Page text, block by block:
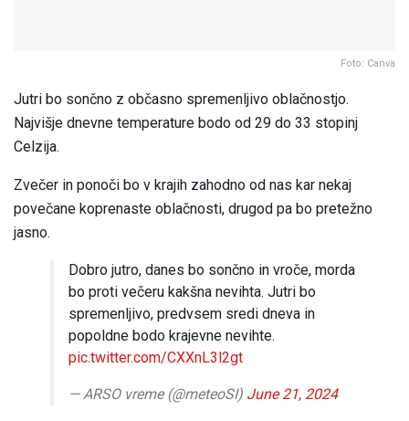
Foto: Canva
Jutri bo sončno z občasno spremenljivo oblačnostjo.
Najvišje dnevne temperature bodo od 29 do 33 stopinj
Celzija.
Zvečer in ponoči bo v krajih zahodno od nas kar nekaj
povečane koprenaste oblačnosti, drugod pa bo pretežno
jasno.
Dobro jutro, danes bo sončno in vroče, morda
bo proti večeru kakšna nevihta. Jutri bo
spremenljivo, predvsem sredi dneva in
popoldne bodo krajevne nevihte.
pic.twitter.com/CXXnL3l2gt
— ARSO vreme (@meteoSI) June 21, 2024